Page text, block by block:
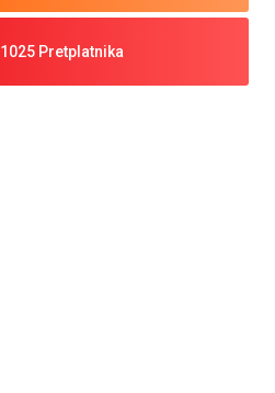
1025 Pretplatnika